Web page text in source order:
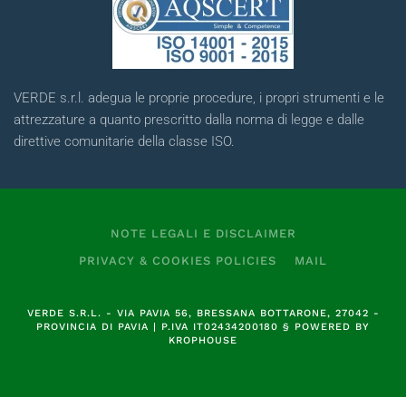
VERDE s.r.l. adegua le proprie procedure, i propri strumenti e le
attrezzature a quanto prescritto dalla norma di legge e dalle
direttive comunitarie della classe ISO.
NOTE LEGALI E DISCLAIMER
PRIVACY & COOKIES POLICIES
MAIL
VERDE S.R.L. - VIA PAVIA 56, BRESSANA BOTTARONE, 27042 -
PROVINCIA DI PAVIA | P.IVA IT02434200180 § POWERED BY
KROPHOUSE